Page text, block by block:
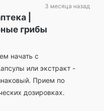
|
грибы
начать с
или экстракт -
Прием по
дозировках.
3 месяца назад